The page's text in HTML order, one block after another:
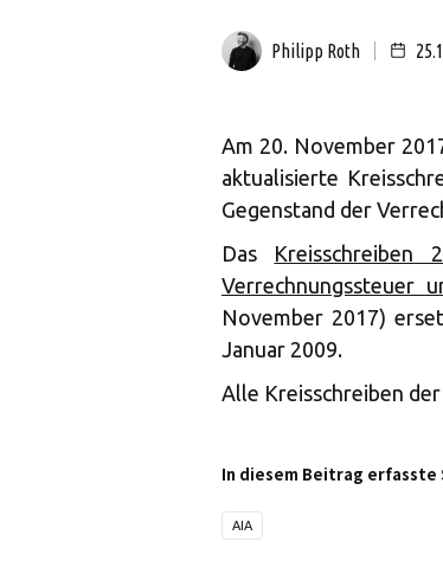
Philipp Roth
Am 20. November
aktualisierte
Gegenstand der
Das Kreisschreiben
Verrechnungssteuer
November 2017)
Januar 2009.
Alle Kreisschreiben der
In diesem Beitrag
AIA